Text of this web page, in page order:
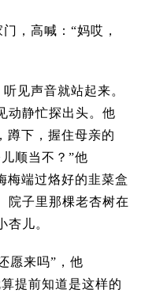
，高喊： “妈哎，
见声音就站起来。
动静忙探出头。他
蹲下，握住母亲的
顺当不？ ”他
梅端过烙好的韭菜盒
院子里那棵老杏树在
杏儿。
愿来吗” ，他
算提前知道是这样的